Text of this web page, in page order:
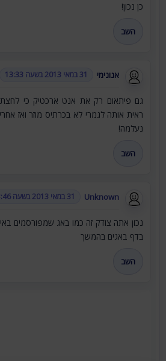
כן נכון!
השב
אנונימי 31 במאי 2013 בשעה 13:33
גם פיתאום רק את אנט ארכטיק כי
ראית אותה לגמרי לא בכרתיס מוזר ואז
נעלמה!
השב
Unknown 31 במאי 2013 בשעה 13:46
נכון אתה צודק זה כמו באג שמפורסמים
בדף באגים בהמשך
השב